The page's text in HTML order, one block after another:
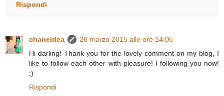
Rispondi
chaneldea
26 marzo 2015 alle ore 14:05
Hi darling! Thank you for the lovely comment on my blog, I
like to follow each other with pleasure! I following you now!
:)
Rispondi